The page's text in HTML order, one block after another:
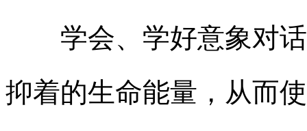
学会、学好意象对话
抑着的生命能量，从而